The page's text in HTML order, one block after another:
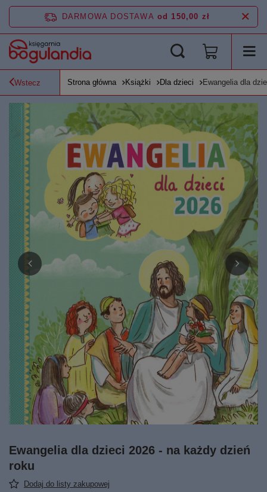
DARMOWA DOSTAWA od 150,00 zł
Wstecz Strona główna Książki Dla dzieci Ewangelia dla
Ewangelia dla dzieci 2026 - na każdy dzień
roku
Dodaj do listy zakupowej